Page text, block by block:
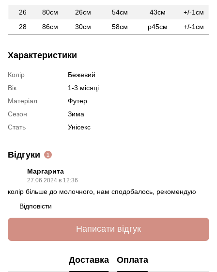
26
80см 26см 54см 43см
+/-1см
28
86см 30см 58см р45см +/-1см
Характеристики
Колір
Бежевий
Вік
1-3 місяці
Матеріал
Футер
Сезон
Зима
Стать
Унісекс
Відгуки 1
Маргарита
27.06.2024 в 12:36
колір більше до молочного, нам сподобалось, рекомендую
Відповісти
Написати відгук
Доставка Оплата